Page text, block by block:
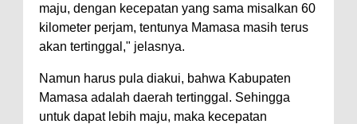
maju, dengan kecepatan yang sama misalkan 60
kilometer perjam, tentunya Mamasa masih terus
akan tertinggal," jelasnya.
Namun harus pula diakui, bahwa Kabupaten
Mamasa adalah daerah tertinggal. Sehingga
untuk dapat lebih maju, maka kecepatan